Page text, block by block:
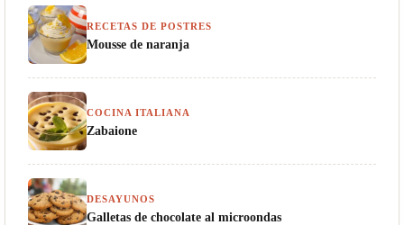
RECETAS DE POSTRES
Mousse de naranja
COCINA ITALIANA
Zabaione
DESAYUNOS
Galletas de chocolate al microondas